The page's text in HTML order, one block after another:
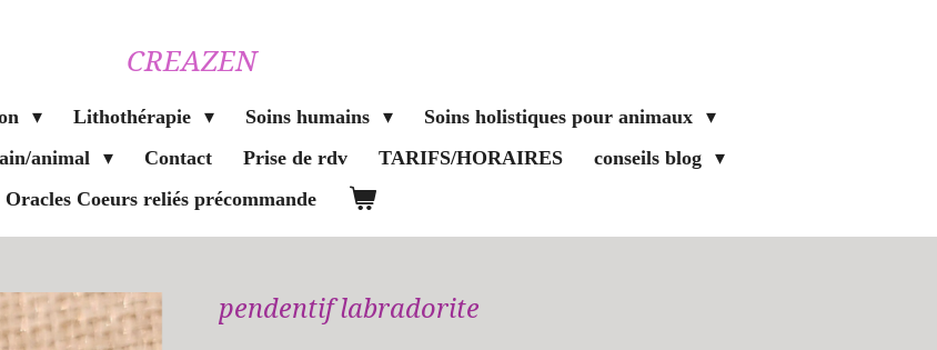
CREAZEN
Lithothérapie Soins humains
Soins holistiques pour animaux
animal
Contact Prise de rdv TARIFS/HORAIRES
conseils blog
Oracles Coeurs reliés précommande
pendentif labradorite